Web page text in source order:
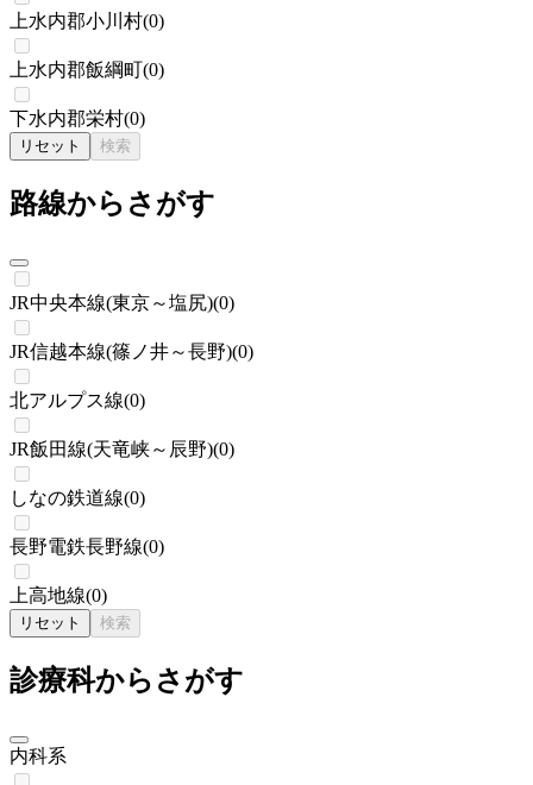
上水内郡小川村(0)
上水内郡飯綱町(0)
下水内郡栄村(0)
リセット 検索
路線からさがす
JR中央本線(東京～塩尻)(0)
JR信越本線(篠ノ井～長野)(0)
北アルプス線(0)
JR飯田線(天竜峡～辰野)(0)
しなの鉄道線(0)
長野電鉄長野線(0)
上高地線(0)
リセット 検索
診療科からさがす
内科系